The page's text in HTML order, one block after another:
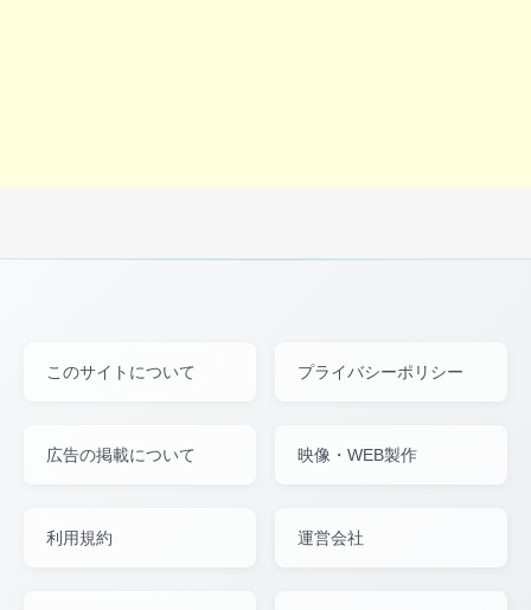
このサイトについて プライバシーポリシー
広告の掲載について 映像・WEB製作
利用規約 運営会社